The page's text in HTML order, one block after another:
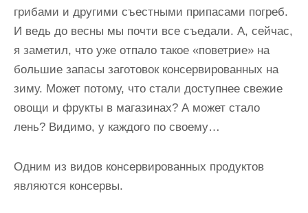
грибами и другими съестными припасами погреб.
И ведь до весны мы почти все съедали. А, сейчас,
я заметил, что уже отпало такое «поветрие» на
большие запасы заготовок консервированных на
зиму. Может потому, что стали доступнее свежие
овощи и фрукты в магазинах? А может стало
лень? Видимо, у каждого по своему…
Одним из видов консервированных продуктов
являются консервы.